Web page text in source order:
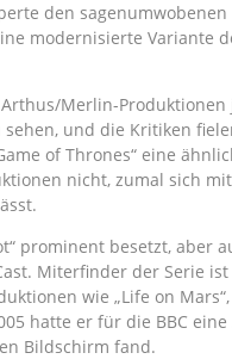
den
modernisierte Variante
Merlin-
und die Kritiken
of Thrones“ eine
nicht, zumal sich
prominent besetzt, aber
Miterfinder der Serie ist
wie „Life on Mars“,
hatte er für die BBC
Bildschirm fand.